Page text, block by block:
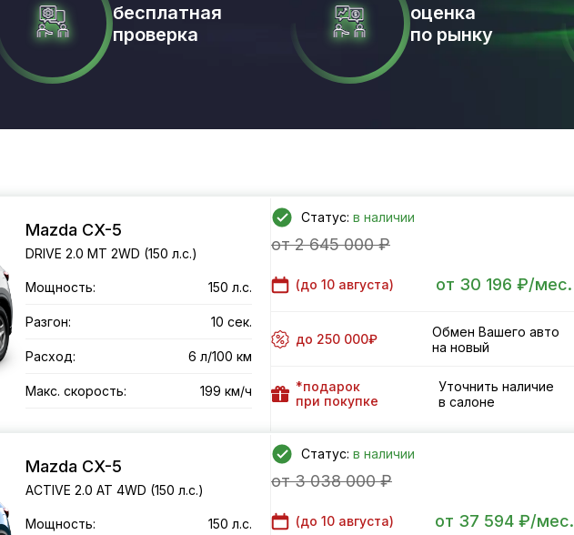
бесплатная
проверка
оценка
по рынку
Mazda CX-5
DRIVE 2.0 MT 2WD (150 л.с.)
Мощность: 150 л.с.
Разгон: 10 сек.
Расход: 6 л/100 км
Макс. скорость: 199 км/ч
Статус: в наличии
от 2 645 000 ₽
(до 10 августа) от 30 196 ₽/мес.
до 250 000₽
Обмен Вашего авто
на новый
*подарок
при покупке
Уточнить наличие
в салоне
Mazda CX-5
ACTIVE 2.0 AT 4WD (150 л.с.)
Мощность: 150 л.с.
Статус: в наличии
от 3 038 000 ₽
(до 10 августа) от 37 594 ₽/мес.